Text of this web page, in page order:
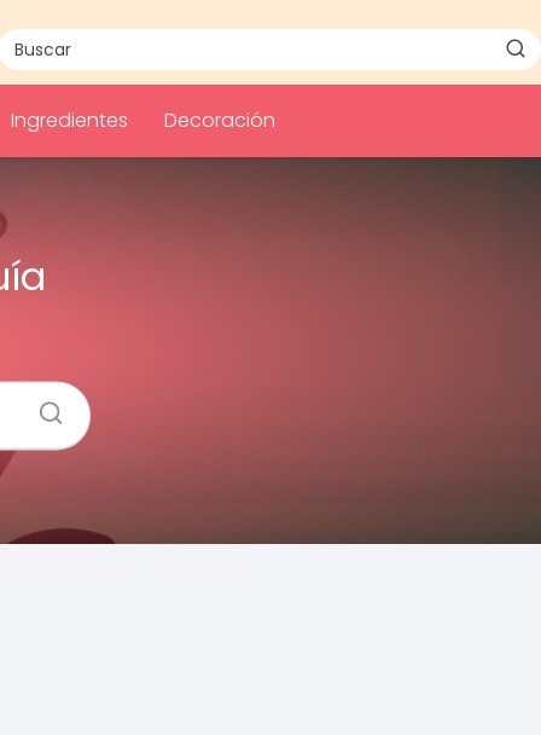
Ingredientes Decoración